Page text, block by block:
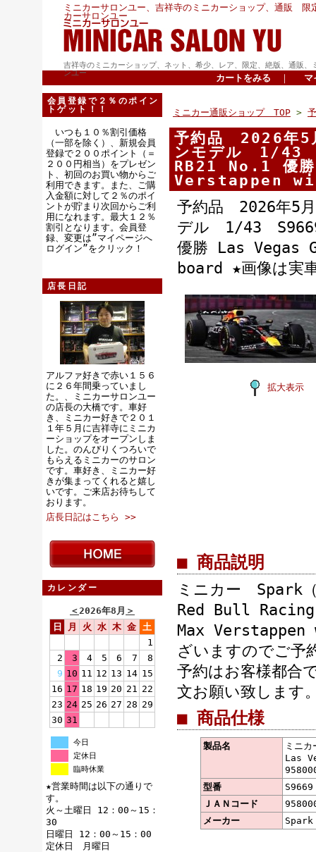
ミニカーサロンユー、吉祥寺のミニカーショップ、通販 限
カーサロンユー
吉祥寺のミニカーショップ、ネット、希少、レア、限定、絶版、通販、
ンユー
カートをみる ｜ マ
会員登録で２％のポイン
トゲット！！
いつも１０％割引価格
（一部を除く）、新規会員
登録で２００ポイント（＝
２００円相当）をプレゼン
ト、初回のお買い物からご
利用できます。また、ご購
入金額に対して２％のポイ
ントが貯まり次回からご利
用になれます。最大１２％
割引となります。会員登
録、変更は”マイページへ
ログイン”をクリック！
店長日記
アルファ好きで赤い１５６
に２６年間乗っていまし
た。、ミニカーサロンユー
の店長の大橋です。車好
き、ミニカー好きで２０１
１年５月に吉祥寺にミニカ
ーショップをオープンしま
した。のんびりくつろいで
もらえるミニカーのサロン
です。車好き、ミニカー好
きが集まってくれると嬉し
いです。ご来店お待ちして
おります。
店長日記はこちら >>
カレンダー
＜2026年8月 ＞
日
月 火 水 木 金 土
1
2
3 4 5 6 7
8
9 10 11 12 13 14 15
16 17 18 19 20 21 22
23 24 25 26 27 28 29
30 31
今日
定休日
臨時休業
★営業時間は以下の通りで
す。
火～土曜日 12：00～15：
30
日曜日 12：00～15：00
定休日 月曜日
ミニカー通販ショップ TOP >
予約品 2026年5
ンモデル 1/
RB21 No.1 優
Verstappen
予約品 2026年5
デル 1/43
優勝 Las Vegas
board ★画像は実
拡大表示
■ 商品説明
ミニカー Spark
Red Bull Racing
Max
ざいますのでご予
予約はお客様都合
文お願い致します
■ 商品仕様
製品名
ミニ
Las
型番
S9669
ＪＡＮコード
メーカー
Spark